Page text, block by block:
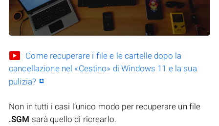
Come recuperare i file e le cartelle dopo la
cancellazione nel «Cestino» di Windows 11 e la sua
pulizia?
Non in tutti i casi l’unico modo per recuperare un file
.SGM sarà quello di ricrearlo.